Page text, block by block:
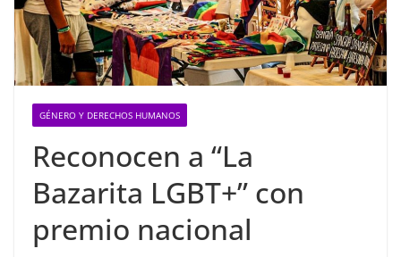
GÉNERO Y DERECHOS HUMANOS
Reconocen a “La
Bazarita LGBT+” con
premio nacional